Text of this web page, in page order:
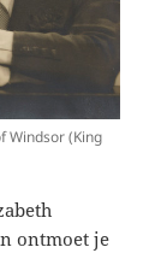
Windsor (King
ontmoet je